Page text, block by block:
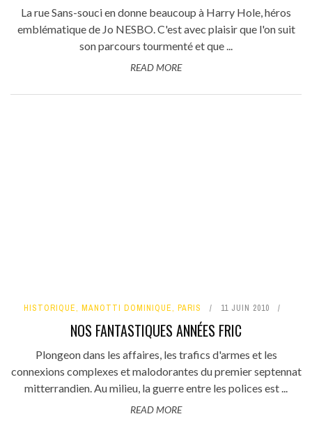
La rue Sans-souci en donne beaucoup à Harry Hole, héros
emblématique de Jo NESBO. C'est avec plaisir que l'on suit
son parcours tourmenté et que ...
READ MORE
HISTORIQUE, MANOTTI DOMINIQUE, PARIS 11 JUIN 2010
NOS FANTASTIQUES ANNÉES FRIC
Plongeon dans les affaires, les trafics d'armes et les
connexions complexes et malodorantes du premier septennat
mitterrandien. Au milieu, la guerre entre les polices est ...
READ MORE